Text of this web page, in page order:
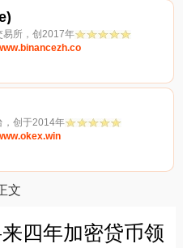
易所，创2017年
，创于2014年
文
四年加密贷币领